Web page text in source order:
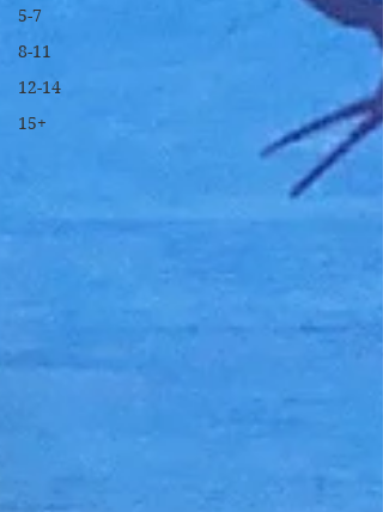
5-7
8-11
12-14
15+